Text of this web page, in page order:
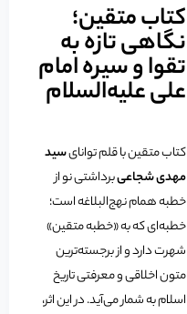
کتاب متقین؛
نگاهی تازه به
تقوا و سیره امام
علی علیه‌السلام
کتاب متقین با قلم توانایسید
مهدی شجاعیبرداشتی نو از
خطبه همام نهج‌البلاغه است؛
خطبه‌ای که به «خطبه متقین»
شهرت دارد و از برجسته‌ترین
متون اخلاقی و معرفتی تاریخ
اسلام به شمار می‌آید. در این اثر،